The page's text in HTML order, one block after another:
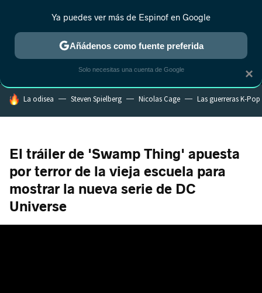
MENÚ NUEVO
ESTRENOS REALITY ANIME RANKINGS CINE
HOY SE HABLA DE
La odisea Steven Spielberg Nicolas Cage Las guerreras K-Pop
El tráiler de 'Swamp Thing' apuesta
por terror de la vieja escuela para
mostrar la nueva serie de DC
Universe
×
Ya puedes ver más de Espinof en Google
Añádenos como fuente preferida
Solo necesitas una cuenta de Google